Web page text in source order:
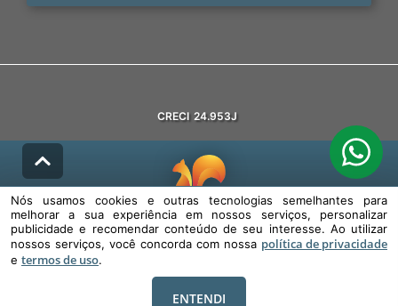
CRECI 24.953J
© DESENVOLVIDO PELAAGIL.NET
Nós usamos cookies e outras tecnologias semelhantes para melhorar a
sua experiência em nossos serviços, personalizar publicidade e
Nós usamos cookies e outras tecnologias semelhantes para
melhorar a sua experiência em nossos serviços, personalizar
publicidade e recomendar conteúdo de seu interesse. Ao utilizar
nossos serviços, você concorda com nossa política de privacidade
e termos de uso.
ENTENDI